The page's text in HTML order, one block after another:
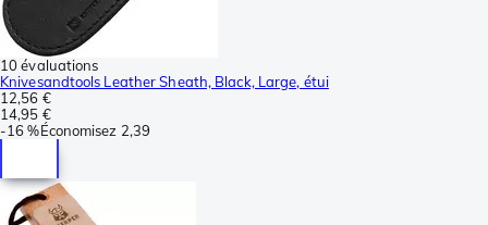
10 évaluations
Knivesandtools Leather Sheath, Black, Large, étui
12,56 €
14,95 €
-16 %Économisez 2,39